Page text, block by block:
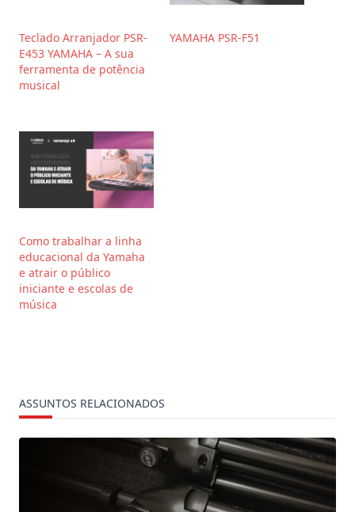
Teclado Arranjador PSR-
E453 YAMAHA – A sua
ferramenta de potência
musical
YAMAHA PSR-F51
Como trabalhar a linha
educacional da Yamaha
e atrair o público
iniciante e escolas de
música
ASSUNTOS RELACIONADOS